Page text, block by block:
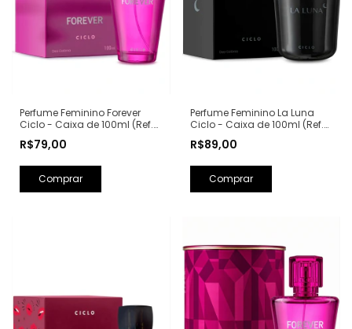
Perfume Feminino Forever
Ciclo - Caixa de 100ml (Ref.
Spears)
R$79,00
Perfume Feminino La Luna
Ciclo - Caixa de 100ml (Ref.
Lancôme)
R$89,00